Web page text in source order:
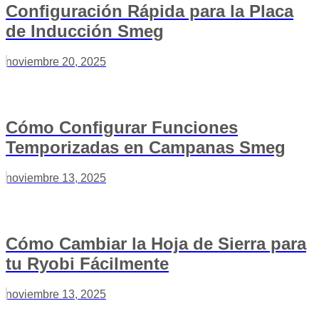
Configuración Rápida para la Placa
de Inducción Smeg
noviembre 20, 2025
Cómo Configurar Funciones
Temporizadas en Campanas Smeg
noviembre 13, 2025
Cómo Cambiar la Hoja de Sierra para
tu Ryobi Fácilmente
noviembre 13, 2025